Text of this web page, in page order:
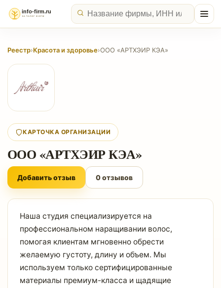
Реестр›Красота и здоровье›ООО «АРТХЭИР КЭА»
КАРТОЧКА ОРГАНИЗАЦИИ
ООО «АРТХЭИР КЭА»
Добавить отзыв 0 отзывов
Наша студия специализируется на
профессиональном наращивании волос,
помогая клиентам мгновенно обрести
желаемую густоту, длину и объем. Мы
используем только сертифицированные
материалы премиум-класса и щадящие